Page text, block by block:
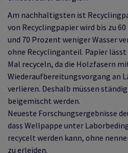
Am nachhaltigsten ist
von Recyclingpapier wird bis zu
und 70 Prozent weniger Wasser
ohne Recyclinganteil. Papier
Mal recyceln, da die Holzfasern
Wiederaufbereitungsvorgang an
verlieren. Deshalb müssen
beigemischt werden.
Neueste Forschungsergebnisse
dass Wellpappe unter
recycelt werden kann, ohne
zu erleiden.